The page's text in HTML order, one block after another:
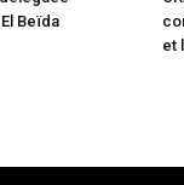
Beïda
et